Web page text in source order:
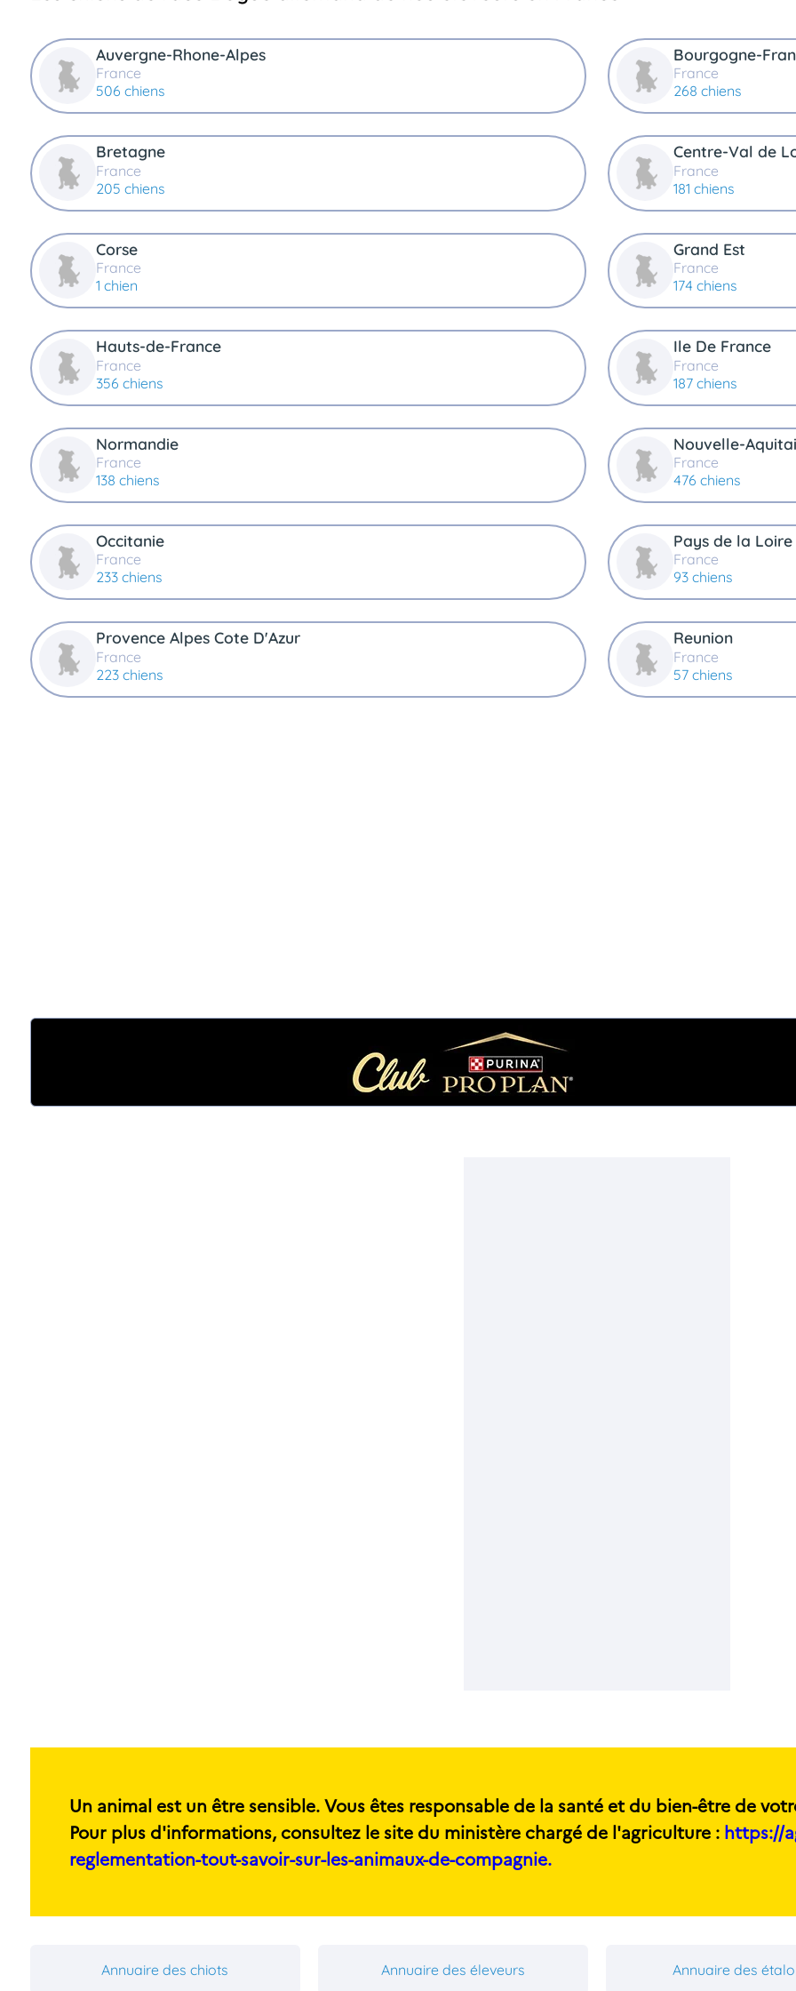
Connexion Auvergne-Rhone-Alpes
France
506 chiens
Bourgogne-
France
268 chiens
Bretagne
France
205 chiens
Centre-Val de
France
181 chiens
Corse
France
1 chien
Grand Est
France
174 chiens
Hauts-de-France
France
356 chiens
Ile De France
France
187 chiens
Normandie
France
138 chiens
Nouvelle-
France
476 chiens
Occitanie
France
233 chiens
Pays de la Loire
France
93 chiens
Provence Alpes Cote D'Azur
France
223 chiens
Reunion
France
57 chiens
Un animal est un être sensible. Vous êtes responsable de la santé et du bien-être de
Pour plus d'informations, consultez le site du ministère chargé de l'agriculture : https://
reglementation-tout-savoir-sur-les-animaux-de-compagnie.
Annuaire des chiots Annuaire des éleveurs Annuaire des